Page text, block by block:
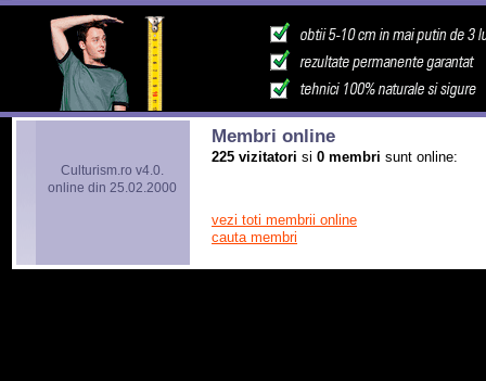
Culturism.ro v4.0.
online din 25.02.2000
Membri online
225 vizitatori si 0 membri sunt online:
vezi toti membrii online
cauta membri